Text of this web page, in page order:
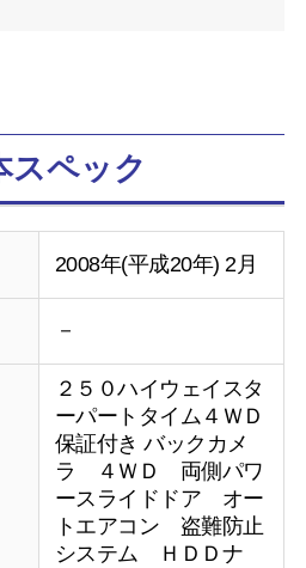
スペック
2008年(平成20年) 2月
－
２５０ハイウェイスタ
ーパートタイム４ＷＤ
保証付き バックカメ
ラ ４ＷＤ 両側パワ
ースライドドア オー
トエアコン 盗難防止
システム ＨＤＤナ